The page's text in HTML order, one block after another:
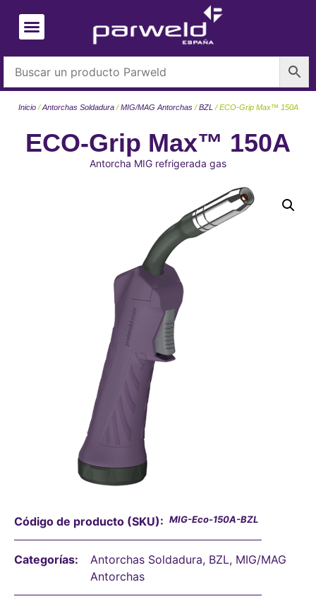
ECO-Grip Max™ 150A
Antorcha MIG refrigerada gas
Inicio/Antorchas Soldadura/MIG/MAG Antorchas/BZL / ECO-Grip Max™ 150A
Código de producto (SKU): MIG-Eco-150A-BZL
Categorías: Antorchas Soldadura, BZL, MIG/MAG
Antorchas